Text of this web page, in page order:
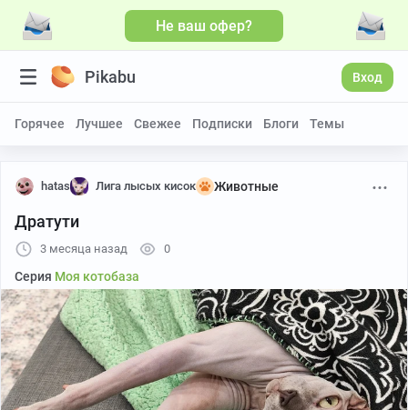
Не ваш офер?
Pikabu Вход
Горячее Лучшее Свежее Подписки Блоги Темы
hatas Лига лысых кисок Животные
Дратути
3 месяца назад 0
Серия Моя котобаза